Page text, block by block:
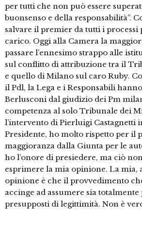
per tutti che non può essere
buonsenso e della responsabilità”.
salvare il premier da tutti i processi
carico. Oggi alla Camera la
passare l’ennesimo strappo alle
sul conflitto di attribuzione tra il
e quello di Milano sul caro Ruby.
il Pdl, la Lega e i Responsabili
Berlusconi dal giudizio dei Pm
competenza al solo Tribunale dei
l’intervento di Pierluigi Castagnetti
Presidente, ho molto rispetto per il
maggioranza dalla Giunta per le
ho l’onore di presiedere, ma ciò
esprimere la mia opinione. La mia,
opinione è che il provvedimento
accinge ad assumere sia
presupposti di legittimità. Non è